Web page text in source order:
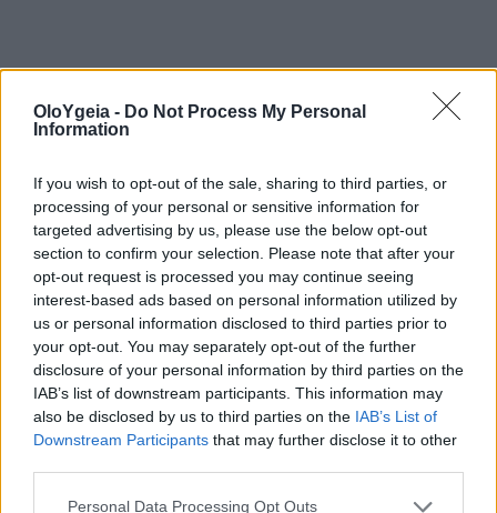
OloYgeia - Do Not Process My Personal
Information
If you wish to opt-out of the sale, sharing to third parties, or
processing of your personal or sensitive information for
targeted advertising by us, please use the below opt-out
section to confirm your selection. Please note that after your
opt-out request is processed you may continue seeing
interest-based ads based on personal information utilized by
us or personal information disclosed to third parties prior to
your opt-out. You may separately opt-out of the further
disclosure of your personal information by third parties on the
IAB’s list of downstream participants. This information may
also be disclosed by us to third parties on the IAB’s List of
Downstream Participants that may further disclose it to other
Personal Data Processing Opt Outs
Διαβάστε Περισσότερα
Προσυμπτωματικός έλεγχος για τον
καρκίνο του μαστού: Όχι «μία
μαστογραφία για όλες»-Νέες οδηγίες
Άδωνις Γεωργιάδης: Συνέχιση του
προγράμματος δωρεάν προληπτικής
μαστογραφίας με εθνικούς πόρους
Ευρωπαϊκό Συνέδριο Ακτινολογίας ECR
2025 Βayer: Καλύτερα αποτελέσματα
μέσω της προαγωγής της επιστήμης
ΚΕΠ Υγείας: διοργάνωση προληπτικών